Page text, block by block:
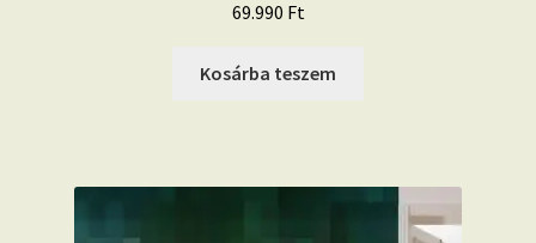
69.990 Ft
Kosárba teszem